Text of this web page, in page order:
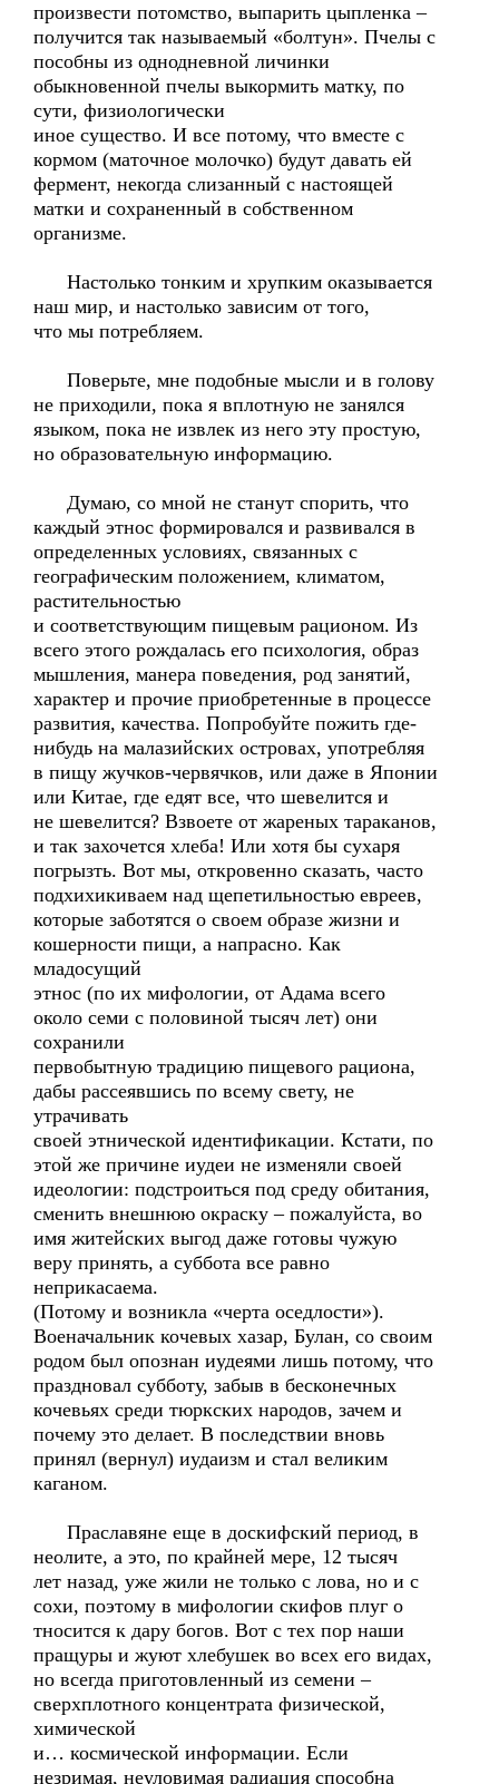
произвести потомство, выпарить цыпленка –
получится так называемый «болтун». Пчелы с
пособны из однодневной личинки
обыкновенной пчелы выкормить матку, по
сути, физиологически
иное существо. И все потому, что вместе с
кормом (маточное молочко) будут давать ей
фермент, некогда слизанный с настоящей
матки и сохраненный в собственном
организме.
Настолько тонким и хрупким оказывается
наш мир, и настолько зависим от того,
что мы потребляем.
Поверьте, мне подобные мысли и в голову
не приходили, пока я вплотную не занялся
языком, пока не извлек из него эту простую,
но образовательную информацию.
Думаю, со мной не станут спорить, что
каждый этнос формировался и развивался в
определенных условиях, связанных с
географическим положением, климатом,
растительностью
и соответствующим пищевым рационом. Из
всего этого рождалась его психология, образ
мышления, манера поведения, род занятий,
характер и прочие приобретенные в процессе
развития, качества. Попробуйте пожить где-
нибудь на малазийских островах, употребляя
в пищу жучков-червячков, или даже в Японии
или Китае, где едят все, что шевелится и
не шевелится? Взвоете от жареных тараканов,
и так захочется хлеба! Или хотя бы сухаря
погрызть. Вот мы, откровенно сказать, часто
подхихикиваем над щепетильностью евреев,
которые заботятся о своем образе жизни и
кошерности пищи, а напрасно. Как
младосущий
этнос (по их мифологии, от Адама всего
около семи с половиной тысяч лет) они
сохранили
первобытную традицию пищевого рациона,
дабы рассеявшись по всему свету, не
утрачивать
своей этнической идентификации. Кстати, по
этой же причине иудеи не изменяли своей
идеологии: подстроиться под среду обитания,
сменить внешнюю окраску – пожалуйста, во
имя житейских выгод даже готовы чужую
веру принять, а суббота все равно
неприкасаема.
(Потому и возникла «черта оседлости»).
Военачальник кочевых хазар, Булан, со своим
родом был опознан иудеями лишь потому, что
праздновал субботу, забыв в бесконечных
кочевьях среди тюркских народов, зачем и
почему это делает. В последствии вновь
принял (вернул) иудаизм и стал великим
каганом.
Праславяне еще в доскифский период, в
неолите, а это, по крайней мере, 12 тысяч
лет назад, уже жили не только с лова, но и с
сохи, поэтому в мифологии скифов плуг о
тносится к дару богов. Вот с тех пор наши
пращуры и жуют хлебушек во всех его видах,
но всегда приготовленный из семени –
сверхплотного концентрата физической,
химической
и… космической информации. Если
незримая, неуловимая радиация способна